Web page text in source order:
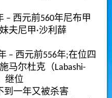
– 西元前560年尼布甲
夫尼甲·沙利薛
– 西元前556年;在位四
马尔杜克（Labashi-
继位
到一年又被杀害